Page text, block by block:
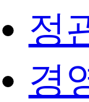
정
경